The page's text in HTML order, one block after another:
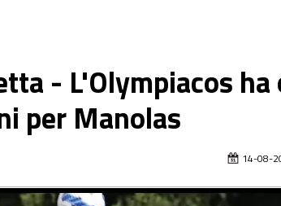
- L'Olympiacos
per Manolas
14-08-